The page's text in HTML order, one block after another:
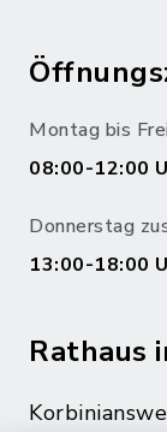
Montag bis
08:00-12:00
Donnerstag
13:00-18:00
Rathaus